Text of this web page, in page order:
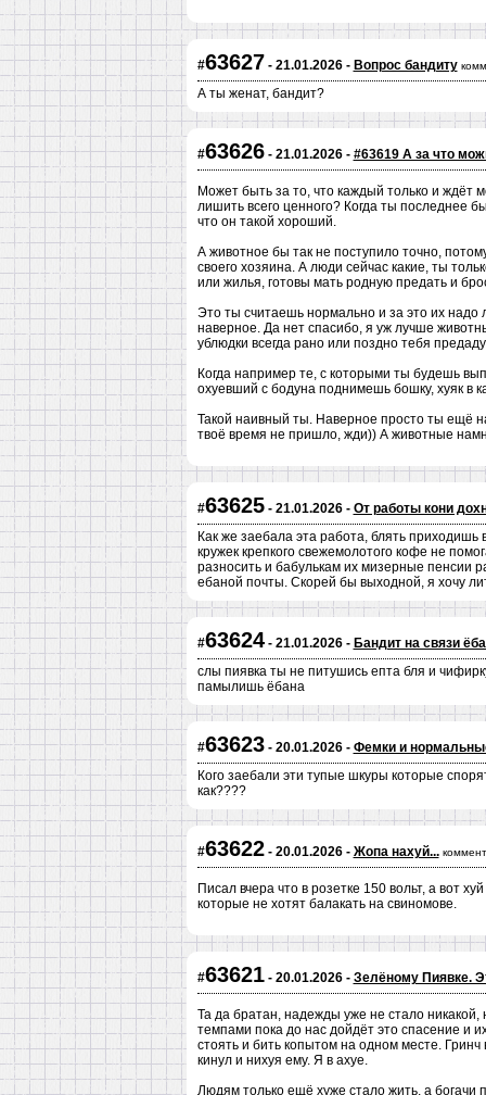
#63627 - 21.01.2026 - Вопрос бандиту
А ты женат, бандит?
#63626- 21.01.2026 - #63619 А за что
Может быть за то, что каждый только и ждёт
лишить всего ценного? Когда ты последнее
что он такой хороший.
А животное бы так не поступило точно,
своего хозяина. А люди сейчас какие, ты
или жилья, готовы мать родную предать и
Это ты считаешь нормально и за это их надо
наверное. Да нет спасибо, я уж лучше
ублюдки всегда рано или поздно тебя
Когда например те, с которыми ты будешь
охуевший с бодуна поднимешь бошку, хуяк в
Такой наивный ты. Наверное просто ты ещё
твоё время не пришло, жди)) А животные
#63625- 21.01.2026 - От работы кони
Как же заебала эта работа, блять приходишь
кружек крепкого свежемолотого кофе не
разносить и бабулькам их мизерные пенсии
ебаной почты. Скорей бы выходной, я хочу
#63624- 21.01.2026 - Бандит на связи
cлы пиявка ты не питушись епта бля и
памылишь ёбана
#63623- 20.01.2026 - Фемки и
Кого заебали эти тупые шкуры которые
как????
#63622- 20.01.2026 - Жопа нахуй...
Писал вчера что в розетке 150 вольт, а вот
которые не хотят балакать на свиномове.
#63621- 20.01.2026 - Зелёному Пиявке.
Та да братан, надежды уже не стало никакой,
темпами пока до нас дойдёт это спасение и
стоять и бить копытом на одном месте.
кинул и нихуя ему. Я в ахуе.
Людям только ещё хуже стало жить, а богачи